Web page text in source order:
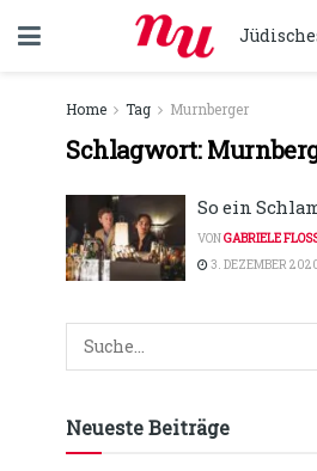
Home Tag Murnberger
Schlagwort:
So ein
VONGABRIELE
3. DEZEMBER
Neueste Beiträge